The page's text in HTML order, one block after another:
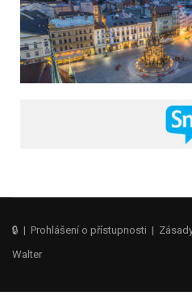
🔒 | Prohlášení o přístupnosti |
Walter